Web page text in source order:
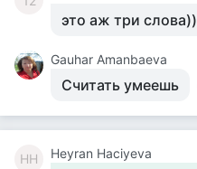
это аж три слова))
Gauhar Amanbaeva
Считать умеешь
HH Heyran Haciyeva